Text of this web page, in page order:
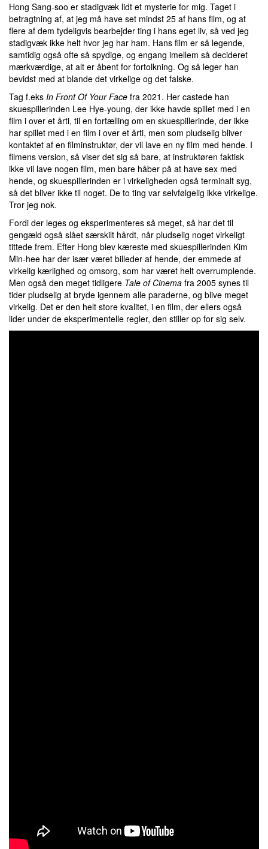
Hong Sang-soo er stadigvæk lidt et mysterie for mig. Taget i
betragtning af, at jeg må have set mindst 25 af hans film, og at
flere af dem tydeligvis bearbejder ting i hans eget liv, så ved jeg
stadigvæk ikke helt hvor jeg har ham. Hans film er så legende,
samtidig også ofte så spydige, og engang imellem så decideret
mærkværdige, at alt er åbent for fortolkning. Og så leger han
bevidst med at blande det virkelige og det falske.
Tag f.eks In Front Of Your Face fra 2021. Her castede han
skuespillerinden Lee Hye-young, der ikke havde spillet med i en
film i over et årti, til en fortælling om en skuespillerinde, der ikke
har spillet med i en film i over et årti, men som pludselig bliver
kontaktet af en filminstruktør, der vil lave en ny film med hende. I
filmens version, så viser det sig så bare, at instruktøren faktisk
ikke vil lave nogen film, men bare håber på at have sex med
hende, og skuespillerinden er i virkeligheden også terminalt syg,
så det bliver ikke til noget. De to ting var selvfølgelig ikke virkelige.
Tror jeg nok.
Fordi der leges og eksperimenteres så meget, så har det til
gengæld også slået særskilt hårdt, når pludselig noget virkeligt
tittede frem. Efter Hong blev kæreste med skuespillerinden Kim
Min-hee har der især været billeder af hende, der emmede af
virkelig kærlighed og omsorg, som har været helt overrumplende.
Men også den meget tidligere Tale of Cinema fra 2005 synes til
tider pludselig at bryde igennem alle paraderne, og blive meget
virkelig. Det er den helt store kvalitet, i en film, der ellers også
lider under de eksperimentelle regler, den stiller op for sig selv.